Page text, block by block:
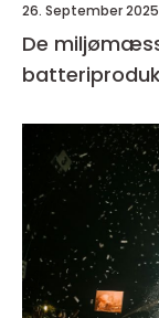
26. September 2025
De